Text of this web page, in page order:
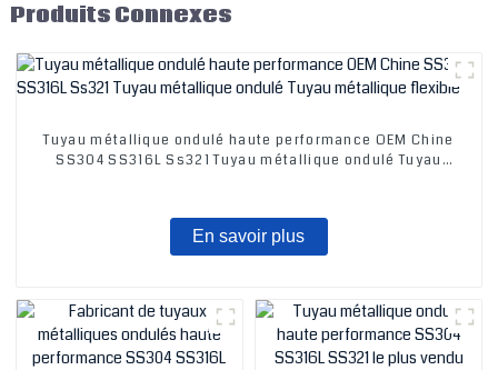
Produits Connexes
Tuyau métallique ondulé haute performance OEM Chine
SS304 SS316L Ss321 Tuyau métallique ondulé Tuyau
En savoir plus